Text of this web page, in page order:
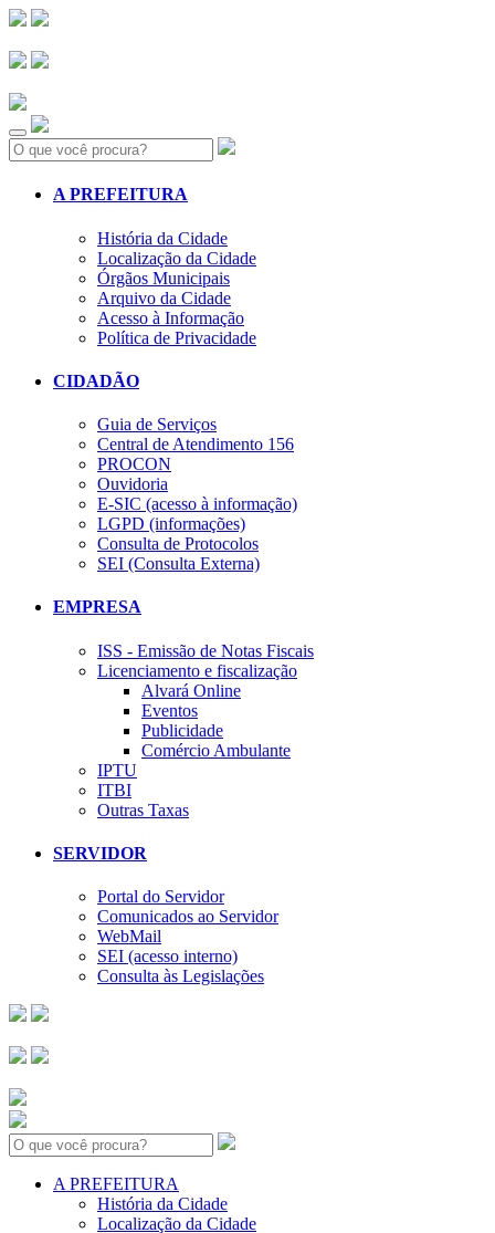
Search:
A PREFEITURA
História da Cidade
Localização da Cidade
Órgãos Municipais
Arquivo da Cidade
Acesso à Informação
Política de Privacidade
CIDADÃO
Guia de Serviços
Central de Atendimento 156
PROCON
Ouvidoria
E-SIC (acesso à informação)
LGPD (informações)
Consulta de Protocolos
SEI (Consulta Externa)
EMPRESA
ISS - Emissão de Notas Fiscais
Licenciamento e fiscalização
Alvará Online
Eventos
Publicidade
Comércio Ambulante
IPTU
ITBI
Outras Taxas
SERVIDOR
Portal do Servidor
Comunicados ao Servidor
WebMail
SEI (acesso interno)
Consulta às Legislações
Search:
A PREFEITURA
História da Cidade
Localização da Cidade